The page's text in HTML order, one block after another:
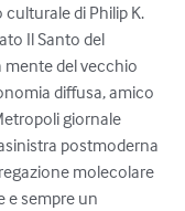
di Philip K.
Il Santo del
mente del vecchio
diffusa, amico
giornale
postmoderna
molecolare
e sempre un